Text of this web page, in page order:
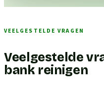
VEELGESTELDE VRAGEN
Veelgestelde
bank reinigen